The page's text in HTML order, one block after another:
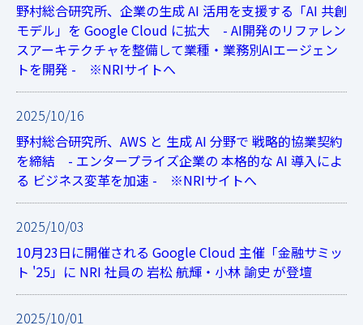
野村総合研究所、企業の生成 AI 活用を支援する「AI 共創
モデル」を Google Cloud に拡大 - AI開発のリファレン
スアーキテクチャを整備して業種・業務別AIエージェン
トを開発 - ※NRIサイトへ
2025/10/16
野村総合研究所、AWS と 生成 AI 分野で 戦略的協業契約
を締結 - エンタープライズ企業の 本格的な AI 導入によ
る ビジネス変革を加速 - ※NRIサイトへ
2025/10/03
10月23日に開催される Google Cloud 主催「金融サミッ
ト '25」に NRI 社員の 岩松 航輝・小林 諭史 が登壇
2025/10/01